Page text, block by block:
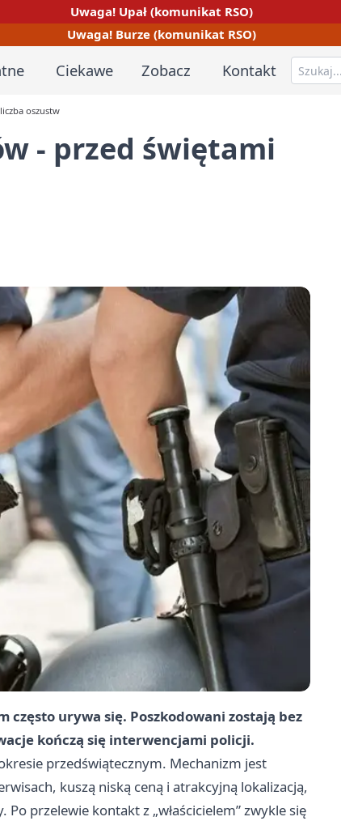
Uwaga! Upał (komunikat RSO)
Uwaga! Burze (komunikat RSO)
Ciekawe Zobacz Kontakt
oszustw
- przed świętami
często urywa się. Poszkodowani zostają bez
kończą się interwencjami policji.
przedświątecznym. Mechanizm jest
kuszą niską ceną i atrakcyjną lokalizacją,
przelewie kontakt z „właścicielem” zwykle się